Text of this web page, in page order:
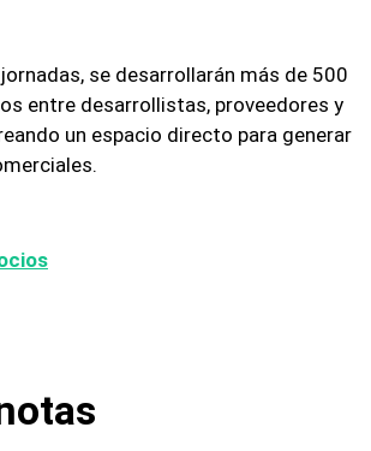
se desarrollarán más de 500
entre desarrollistas, proveedores y
un espacio directo para generar